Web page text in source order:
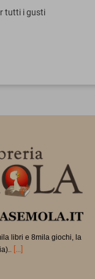
tutti i gusti
libri e 8mila giochi, la
. [...]